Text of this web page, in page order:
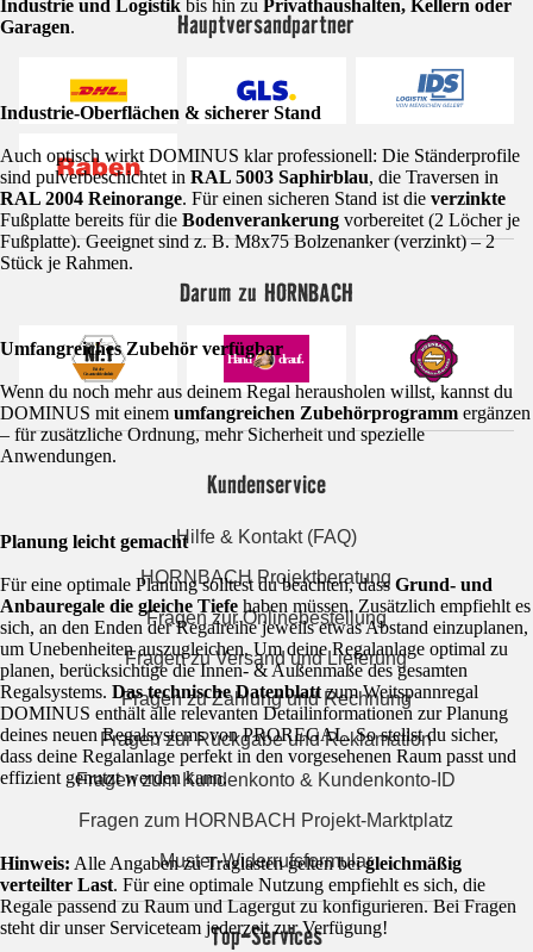
Industrie und Logistik bis hin zu Privathaushalten, Kellern oder
Garagen.
Industrie-Oberflächen & sicherer Stand
Auch optisch wirkt DOMINUS klar professionell: Die Ständerprofile
sind pulverbeschichtet in RAL 5003 Saphirblau, die Traversen in
RAL 2004 Reinorange. Für einen sicheren Stand ist die verzinkte
Fußplatte bereits für die Bodenverankerung vorbereitet (2 Löcher je
Fußplatte). Geeignet sind z. B. M8x75 Bolzenanker (verzinkt) – 2
Stück je Rahmen.
Umfangreiches Zubehör verfügbar
Wenn du noch mehr aus deinem Regal herausholen willst, kannst du
DOMINUS mit einem umfangreichen Zubehörprogramm ergänzen
– für zusätzliche Ordnung, mehr Sicherheit und spezielle
Anwendungen.
Planung leicht gemacht
Für eine optimale Planung solltest du beachten, dass Grund- und
Anbauregale die gleiche Tiefe haben müssen. Zusätzlich empfiehlt es
sich, an den Enden der Regalreihe jeweils etwas Abstand einzuplanen,
um Unebenheiten auszugleichen. Um deine Regalanlage optimal zu
planen, berücksichtige die Innen- & Außenmaße des gesamten
Regalsystems. Das technische Datenblattzum Weitspannregal
DOMINUS enthält alle relevanten Detailinformationen zur Planung
deines neuen Regalsystems von PROREGAL. So stellst du sicher,
dass deine Regalanlage perfekt in den vorgesehenen Raum passt und
effizient genutzt werden kann.
Hinweis: Alle Angaben zu Traglasten gelten beigleichmäßig
verteilter Last. Für eine optimale Nutzung empfiehlt es sich, die
Regale passend zu Raum und Lagergut zu konfigurieren. Bei Fragen
steht dir unser Serviceteam jederzeit zur Verfügung!
Hauptversandpartner
Darum zu HORNBACH
Kundenservice
Hilfe & Kontakt (FAQ)
HORNBACH Projektberatung
Fragen zur Onlinebestellung
Fragen zu Versand und Lieferung
Fragen zu Zahlung und Rechnung
Fragen zur Rückgabe und Reklamation
Fragen zum Kundenkonto & Kundenkonto-ID
Fragen zum HORNBACH Projekt-Marktplatz
Muster-Widerrufsformular
Top-Services